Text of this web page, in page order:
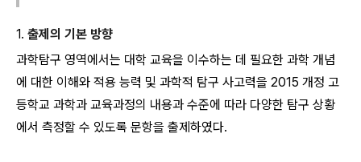
1. 출제의 기본 방향
과학탐구 영역에서는 대학 교육을 이수하는 데 필요한 과학 개념
에 대한 이해와 적용 능력 및 과학적 탐구 사고력을 2015 개정 고
등학교 과학과 교육과정의 내용과 수준에 따라 다양한 탐구 상황
에서 측정할 수 있도록 문항을 출제하였다.